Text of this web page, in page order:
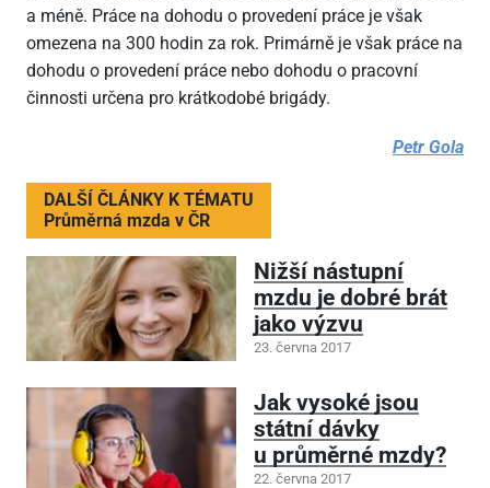
a méně. Práce na dohodu o provedení práce je však
omezena na 300 hodin za rok. Primárně je však práce na
dohodu o provedení práce nebo dohodu o pracovní
činnosti určena pro krátkodobé brigády.
Petr Gola
DALŠÍ ČLÁNKY K TÉMATU
Průměrná mzda v ČR
Nižší nástupní
mzdu je dobré brát
jako výzvu
23. června 2017
Jak vysoké jsou
státní dávky
u průměrné mzdy?
22. června 2017